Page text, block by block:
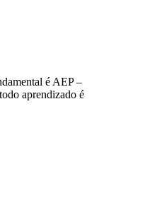
é AEP –
aprendizado é